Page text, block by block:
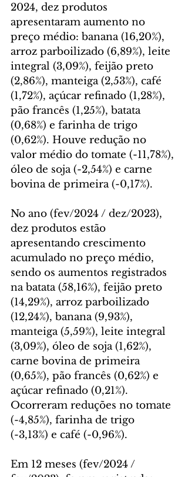
2024, dez produtos
apresentaram aumento no
preço médio: banana (16,20%),
arroz parboilizado (6,89%), leite
integral (3,09%), feijão preto
(2,86%), manteiga (2,53%), café
(1,72%), açúcar refinado (1,28%),
pão francês (1,25%), batata
(0,68%) e farinha de trigo
(0,62%). Houve redução no
valor médio do tomate (-11,78%),
óleo de soja (-2,54%) e carne
bovina de primeira (-0,17%).
No ano (fev/2024 / dez/2023),
dez produtos estão
apresentando crescimento
acumulado no preço médio,
sendo os aumentos registrados
na batata (58,16%), feijão preto
(14,29%), arroz parboilizado
(12,24%), banana (9,93%),
manteiga (5,59%), leite integral
(3,09%), óleo de soja (1,62%),
carne bovina de primeira
(0,65%), pão francês (0,62%) e
açúcar refinado (0,21%).
Ocorreram reduções no tomate
(-4,85%), farinha de trigo
(-3,13%) e café (-0,96%).
Em 12 meses (fev/2024 /